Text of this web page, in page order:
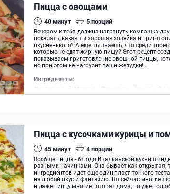
Пицца с овощами
40минут 5порций
Вечером к тебя должна нагрянуть компашка
показать, какая ты хорошая хозяйка и
вкусненького? А еще ты знаешь, что среди
которые не едят жирную пищу? Этот рецепт
показываем приготовление овощной пиццы,
но при этом не нагрузит ваши желудки!...
Ингредиенты:
Лук репчатый, Морковь, Помидоры, Томатный
Пицца с кусочками курицы и
45минут 4порции
Вообще пицца - блюдо Итальянской кухни в
разными начинками. Она бывает как открытая,
ингредиентов идет еще один пласт тонкого
на любой вкус и фантазию. Но сейчас многие
и даже пиццу многие готовят дома, по уже